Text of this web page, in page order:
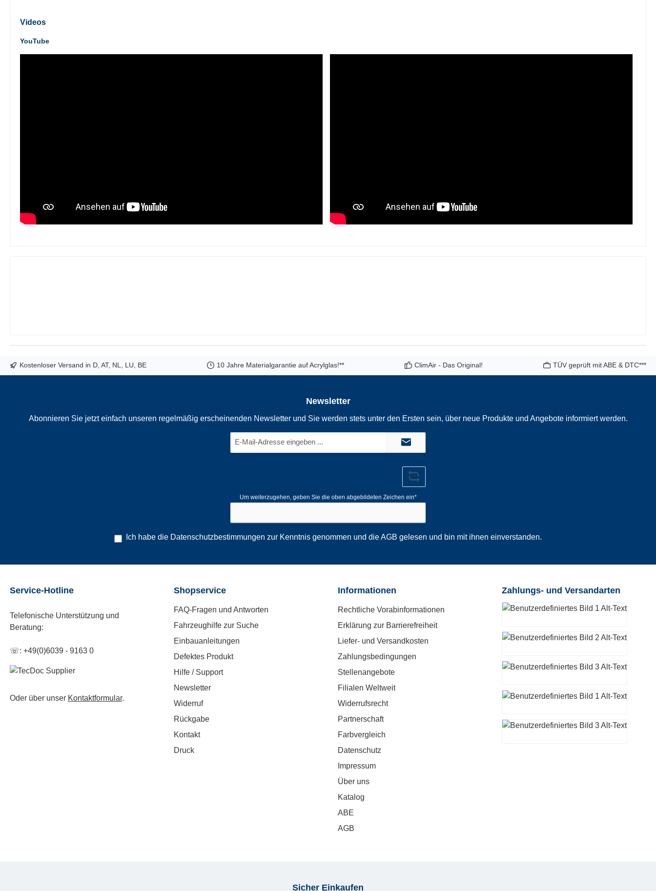
Videos
YouTube
Kostenloser Versand in D, AT, NL, LU, BE 10 Jahre Materialgarantie auf Acrylglas!** ClimAir - Das Original! TÜV geprüft mit ABE & DTC***
Newsletter
Abonnieren Sie jetzt einfach unseren regelmäßig erscheinenden Newsletter und Sie werden stets unter den Ersten sein, über neue Produkte und Angebote informiert werden.
Mail-
Adresse*
Um weiterzugehen, geben Sie die oben abgebildeten Zeichen ein*
Ich habe die Datenschutzbestimmungen zur Kenntnis genommen und dieAGB gelesen und bin mit ihnen einverstanden.
Service-Hotline
Telefonische Unterstützung und
Beratung:
☏: +49(0)6039 - 9163 0
Oder über unser Kontaktformular.
Shopservice
FAQ-Fragen und Antworten
Fahrzeughilfe zur Suche
Einbauanleitungen
Defektes Produkt
Hilfe / Support
Newsletter
Widerruf
Rückgabe
Kontakt
Druck
Informationen
Rechtliche Vorabinformationen
Erklärung zur Barrierefreiheit
Liefer- und Versandkosten
Zahlungsbedingungen
Stellenangebote
Filialen Weltweit
Widerrufsrecht
Partnerschaft
Farbvergleich
Datenschutz
Impressum
Über uns
Katalog
ABE
AGB
Zahlungs- und Versandarten
Sicher Einkaufen